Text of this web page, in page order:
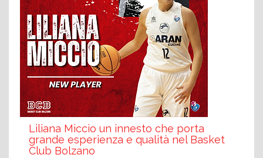
Liliana Miccio un innesto che porta
grande esperienza e qualità nel Basket
Club Bolzano